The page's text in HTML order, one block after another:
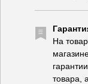
На
товара,